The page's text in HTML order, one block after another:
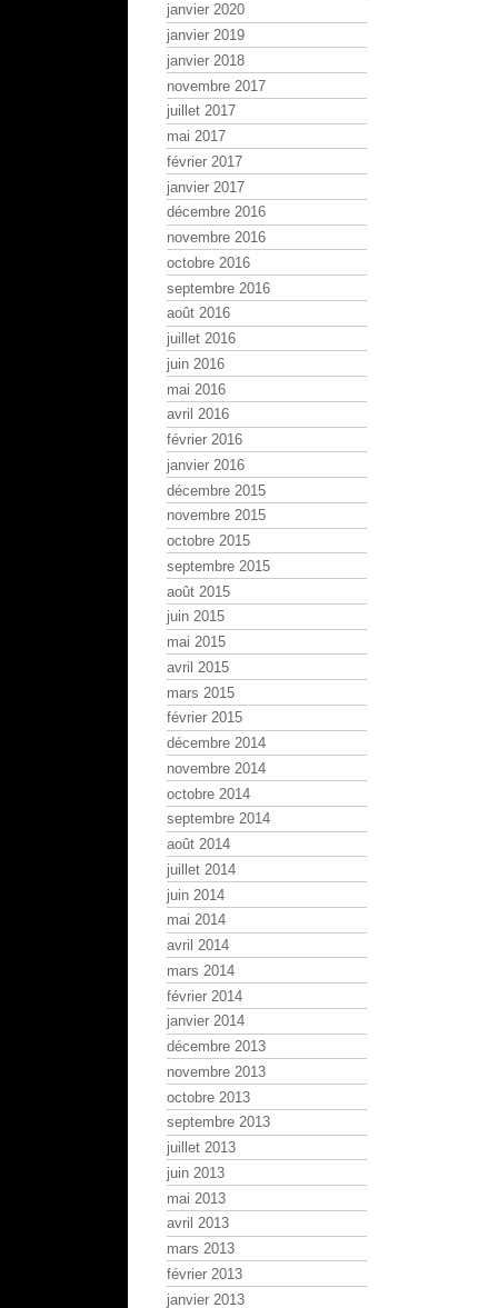
janvier 2020
janvier 2019
janvier 2018
novembre 2017
juillet 2017
mai 2017
février 2017
janvier 2017
décembre 2016
novembre 2016
octobre 2016
septembre 2016
août 2016
juillet 2016
juin 2016
mai 2016
avril 2016
février 2016
janvier 2016
décembre 2015
novembre 2015
octobre 2015
septembre 2015
août 2015
juin 2015
mai 2015
avril 2015
mars 2015
février 2015
décembre 2014
novembre 2014
octobre 2014
septembre 2014
août 2014
juillet 2014
juin 2014
mai 2014
avril 2014
mars 2014
février 2014
janvier 2014
décembre 2013
novembre 2013
octobre 2013
septembre 2013
juillet 2013
juin 2013
mai 2013
avril 2013
mars 2013
février 2013
janvier 2013